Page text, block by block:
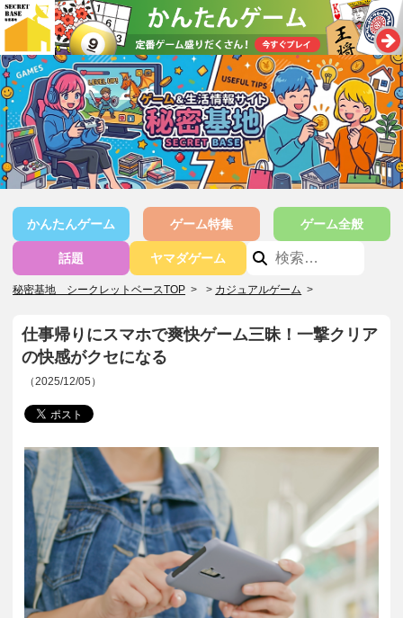
かんたんゲーム ゲーム特集 ゲーム全般
話題 ヤマダゲーム
秘密基地 シークレットベースTOP > カジュアルゲーム >
仕事帰りにスマホで爽快ゲーム三昧！一撃クリア
の快感がクセになる
（2025/12/05）